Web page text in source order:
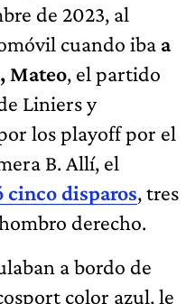
de 2023, al
cuando iba a
Mateo, el partido
Liniers y
los playoff por el
B. Allí, el
cinco disparos, tres
derecho.
a bordo de
color azul, le